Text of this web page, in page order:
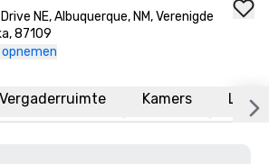
NE, Albuquerque, NM, Verenigde
87109
Vergaderruimte Kamers